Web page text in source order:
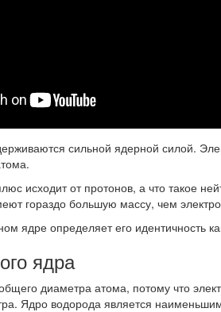
сильной ядерной силой.
исходит от протонов, а что такое
гораздо большую массу, чем
ядре определяет его идентичность
ядра
диаметра атома, потому что
Ядро водорода является